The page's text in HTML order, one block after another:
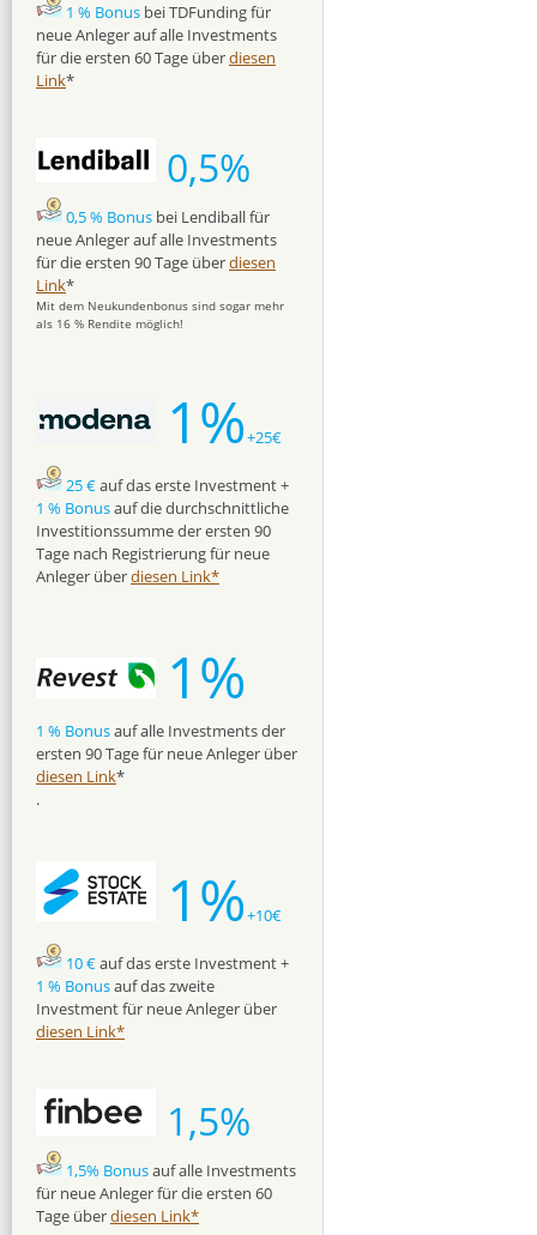
1 % Bonus bei TDFunding für
neue Anleger auf alle Investments
für die ersten 60 Tage überdiesen
Link*
0,5%
0,5 % Bonus bei Lendiball für
neue Anleger auf alle Investments
für die ersten 90 Tage überdiesen
Link*
Mit dem Neukundenbonus sind sogar mehr
als 16 % Rendite möglich!
1%+25€
25 €auf das erste Investment +
1 % Bonusauf die durchschnittliche
Investitionssumme der ersten 90
Tage nach Registrierung für neue
Anleger überdiesen Link*
1%
1 % Bonusauf alle Investments der
ersten 90 Tage für neue Anleger über
diesen Link*
.
1%+10€
10 €auf das erste Investment +
1 % Bonusauf das zweite
Investment für neue Anleger über
diesen Link*
1,5%
1,5% Bonusauf alle Investments
für neue Anleger für die ersten 60
Tage überdiesen Link*